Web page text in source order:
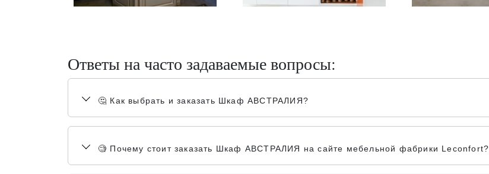
Ответы на часто задаваемые вопросы:
🤔 Как выбрать и заказать Шкаф АВСТРАЛИЯ?
🧐 Почему стоит заказать Шкаф АВСТРАЛИЯ на сайте мебельной фабрики Leconfort?